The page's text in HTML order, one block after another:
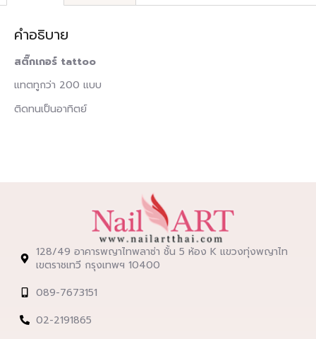
คำอธิบาย
สติ๊กเกอร์ tattoo
แทตทูกว่า 200 แบบ
ติดทนเป็นอาทิตย์
128/49 อาคารพญาไทพลาซ่า ชั้น 5 ห้อง K แขวงทุ่งพญาไท
เขตราชเทวี กรุงเทพฯ 10400
089-7673151
02-2191865